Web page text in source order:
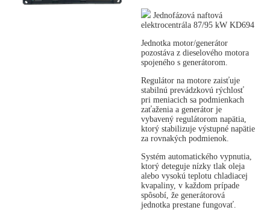
Jednofázová naftová
elektrocentrála 87/95 kW KD694
Jednotka motor/generátor
pozostáva z dieselového motora
spojeného s generátorom.
Regulátor na motore zaisťuje
stabilnú prevádzkovú rýchlosť
pri meniacich sa podmienkach
zaťaženia a generátor je
vybavený regulátorom napätia,
ktorý stabilizuje výstupné napätie
za rovnakých podmienok.
Systém automatického vypnutia,
ktorý deteguje nízky tlak oleja
alebo vysokú teplotu chladiacej
kvapaliny, v každom prípade
spôsobí, že generátorová
jednotka prestane fungovať.